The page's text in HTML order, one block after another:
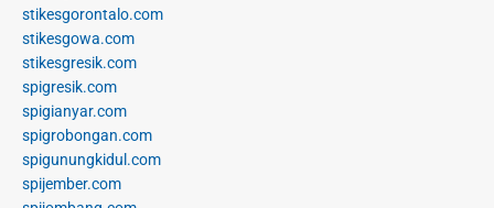
stikesgorontalo.com
stikesgowa.com
stikesgresik.com
spigresik.com
spigianyar.com
spigrobongan.com
spigunungkidul.com
spijember.com